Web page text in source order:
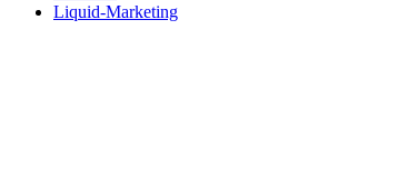
Liquid-Marketing